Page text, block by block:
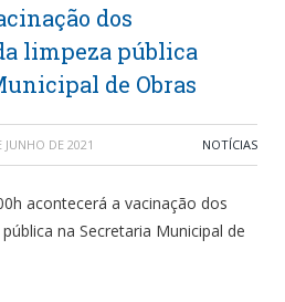
dos
limpeza pública
de Obras
JUNHO DE 2021 NOTÍCIAS
acontecerá a vacinação dos
na Secretaria Municipal de